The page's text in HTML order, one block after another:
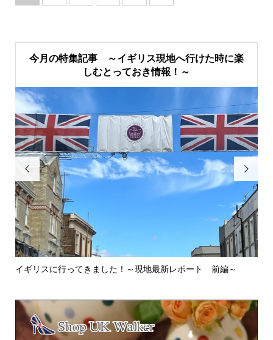
今月の特集記事 ～イギリス現地へ行けた時に楽
しむとっておき情報！～

イギリスに行ってきました！～現地最新レポート 前編～
